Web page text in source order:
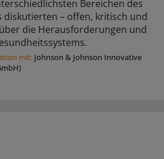
Bereichen des
diskutierten – offen, kritisch und
die Herausforderungen und
mit: Johnson & Johnson Innovative